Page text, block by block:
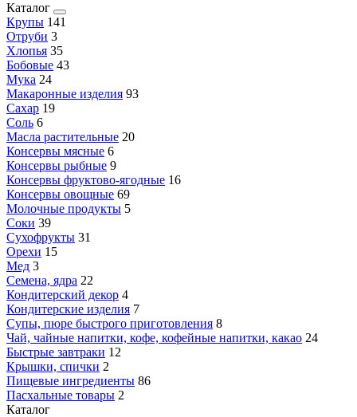
Каталог
Крупы 141
Отруби 3
Хлопья 35
Бобовые 43
Мука 24
Макаронные изделия 93
Сахар 19
Соль 6
Масла растительные 20
Консервы мясные 6
Консервы рыбные 9
Консервы фруктово-ягодные 16
Консервы овощные 69
Молочные продукты 5
Соки 39
Сухофрукты 31
Орехи 15
Мед 3
Семена, ядра 22
Кондитерский декор 4
Кондитерские изделия 7
Супы, пюре быстрого приготовления 8
Чай, чайные напитки, кофе, кофейные напитки, какао 24
Быстрые завтраки 12
Крышки, спички 2
Пищевые ингредиенты 86
Пасхальные товары 2
Каталог